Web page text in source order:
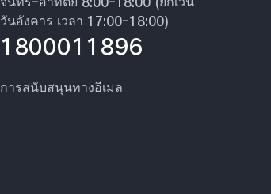
วันอังคาร เวลา 17:00-18:00)
1800011896
การสนับสนุนทางอีเมล